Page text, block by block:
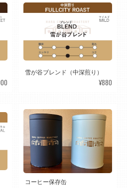
雪が谷ブレンド（中深煎り）
¥880
コーヒー保存缶